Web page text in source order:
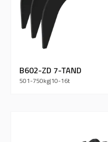
B602-ZD 7-TAND
501-750kg|10-16t